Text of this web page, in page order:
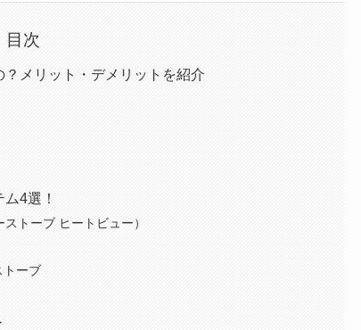
目次
メリット・デメリットを紹介
4選！
トーブ ヒートビュー）
ーブ